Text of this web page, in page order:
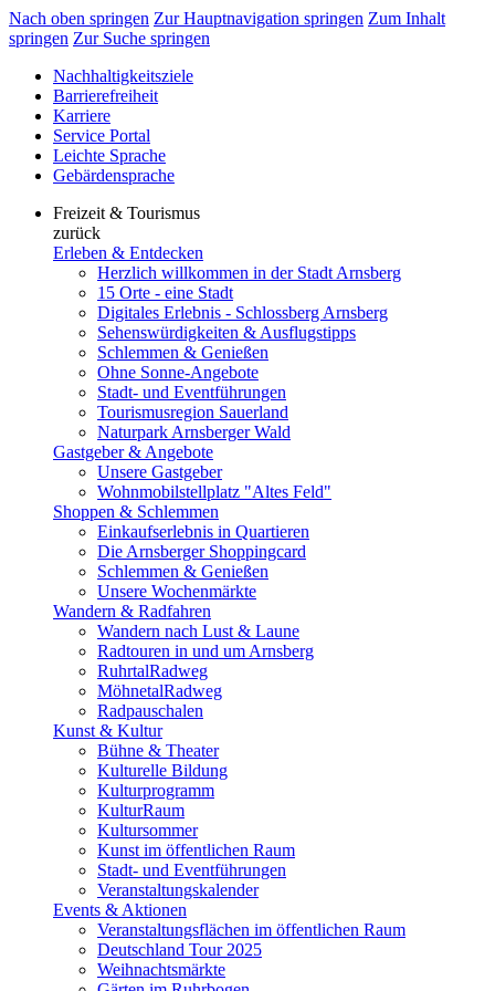
Nach oben springen Zur Hauptnavigation springen Zum Inhalt
springen Zur Suche springen
Nachhaltigkeitsziele
Barrierefreiheit
Karriere
Service Portal
Leichte Sprache
Gebärdensprache
Freizeit & Tourismus
zurück
Erleben & Entdecken
Herzlich willkommen in der Stadt Arnsberg
15 Orte - eine Stadt
Digitales Erlebnis - Schlossberg Arnsberg
Sehenswürdigkeiten & Ausflugstipps
Schlemmen & Genießen
Ohne Sonne-Angebote
Stadt- und Eventführungen
Tourismusregion Sauerland
Naturpark Arnsberger Wald
Gastgeber & Angebote
Unsere Gastgeber
Wohnmobilstellplatz "Altes Feld"
Shoppen & Schlemmen
Einkaufserlebnis in Quartieren
Die Arnsberger Shoppingcard
Schlemmen & Genießen
Unsere Wochenmärkte
Wandern & Radfahren
Wandern nach Lust & Laune
Radtouren in und um Arnsberg
RuhrtalRadweg
MöhnetalRadweg
Radpauschalen
Kunst & Kultur
Bühne & Theater
Kulturelle Bildung
Kulturprogramm
KulturRaum
Kultursommer
Kunst im öffentlichen Raum
Stadt- und Eventführungen
Veranstaltungskalender
Events & Aktionen
Veranstaltungsflächen im öffentlichen Raum
Deutschland Tour 2025
Weihnachtsmärkte